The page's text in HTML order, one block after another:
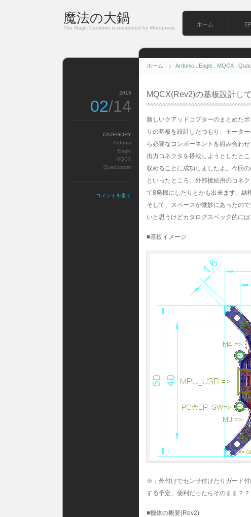
魔法の大鍋
The Magic Cauldron is presented by Wordpress.
ホーム
ホーム Ardunio Eagle MQCX
MQCX(Rev2)の基板設計し
新しいクアッドコプターのまとめた
りの基板を設計したつもり、モータ
ら必要なコンポーネントを組み合わ
出力コネクタを搭載しようとしたと
収めることに成功しましたよ。今回
といったところ。外部接続用のコネ
て8発機にしたりとかも出来ます。結
そして、スペースが微妙にあったの
いと思うけどカタログスペック的に
■基板イメージ
※：外付けでセンサ付けたりガード
する予定、便利だったらそのまま？？
■機体の概要(Rev2)
2015
02/14
CATEGORY
Ardunio
Eagle
MQCX
Quadcopter
コメントを書く